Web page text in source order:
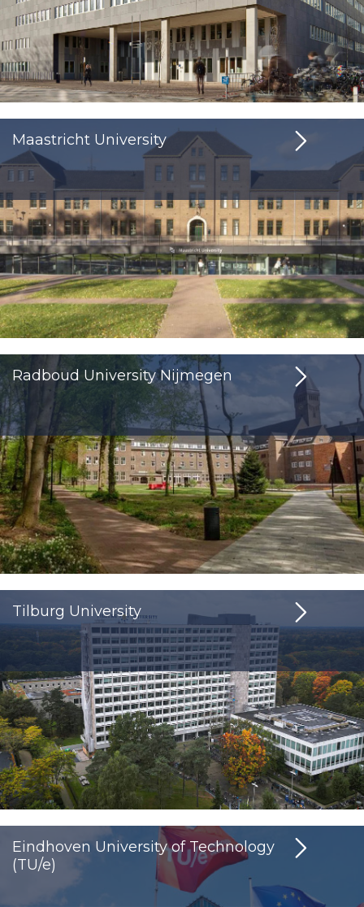
Maastricht University
Radboud University Nijmegen
Tilburg University
Eindhoven University of Technology
(TU/e)